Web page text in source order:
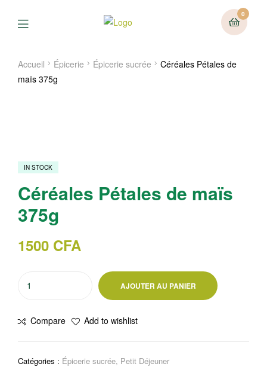
0
Menu
Accueil Épicerie Épicerie sucrée
Céréales Pétales de
maïs 375g
IN STOCK
Céréales Pétales de maïs
375g
1500 CFA
Pétales
375g
AJOUTER AU PANIER
Compare Add to wishlist
Catégories : Épicerie sucrée, Petit Déjeuner